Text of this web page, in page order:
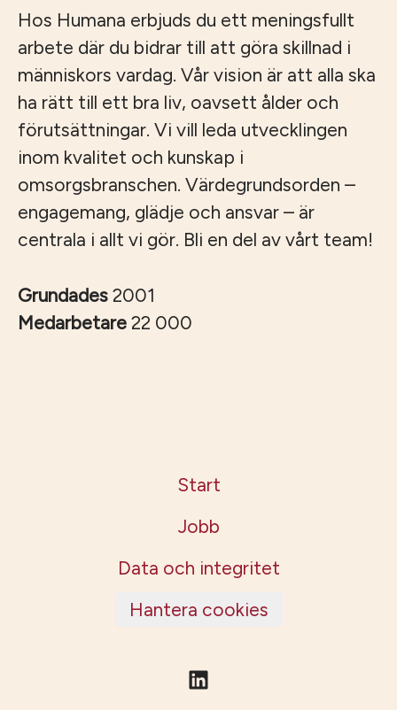
Hos Humana erbjuds du ett meningsfullt
arbete där du bidrar till att göra skillnad i
människors vardag. Vår vision är att alla ska
ha rätt till ett bra liv, oavsett ålder och
förutsättningar. Vi vill leda utvecklingen
inom kvalitet och kunskap i
omsorgsbranschen. Värdegrundsorden –
engagemang, glädje och ansvar – är
centrala i allt vi gör. Bli en del av vårt team!
Grundades 2001
Medarbetare 22 000
Start
Jobb
Data och integritet
Hantera cookies